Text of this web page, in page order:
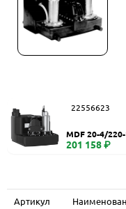
22556623
MDF 20-4/
201 158 ₽
Артикул